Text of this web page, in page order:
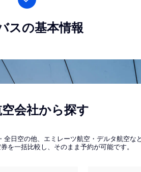
スの基本情報
会社から探す
全日空の他、エミレーツ航空・デルタ航空な
を一括比較し、そのまま予約が可能です。